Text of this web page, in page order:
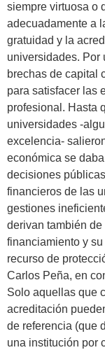
siempre virtuosa o
adecuadamente a
gratuidad y la
universidades. Por
brechas de capital
para satisfacer las
profesional. Hasta
universidades -
excelencia-
económica se
decisiones
financieros de las
gestiones
derivan también
financiamiento y
recurso de
Carlos Peña, en
Solo aquellas que
acreditación
de referencia (que
una institución por